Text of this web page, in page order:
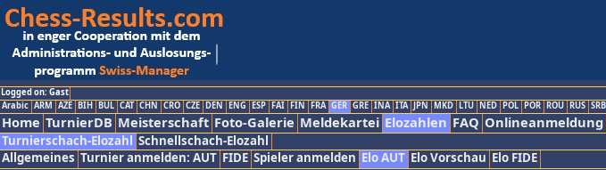
Logged on: Gast
Arabic ARM AZE BIH BUL CAT CHN CRO CZE DEN ENG ESP FAI FIN FRA GER GRE INA ITA JPN MKD LTU NED POL POR ROU RUS SRB
Home TurnierDB Meisterschaft Foto-Galerie Meldekartei Elozahlen FAQ Onlineanmeldung
Turnierschach-Elozahl Schnellschach-Elozahl
Allgemeines Turnier anmelden: AUT FIDE Spieler anmelden Elo AUT Elo Vorschau Elo FIDE